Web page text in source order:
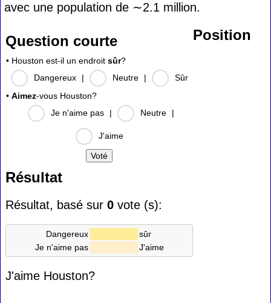
avec une population de ∼2.1 million.
Question courte
• Houston est-il un endroit sûr?
Dangereux
| Neutre |
Sûr
• Aimez-vous Houston?
Je n'aime pas
| Neutre |
J'aime
Résultat
Résultat, basé sur 0 vote (s):
Dangereux
sûr
Je n'aime pas
J'aime
J'aime Houston?
Position